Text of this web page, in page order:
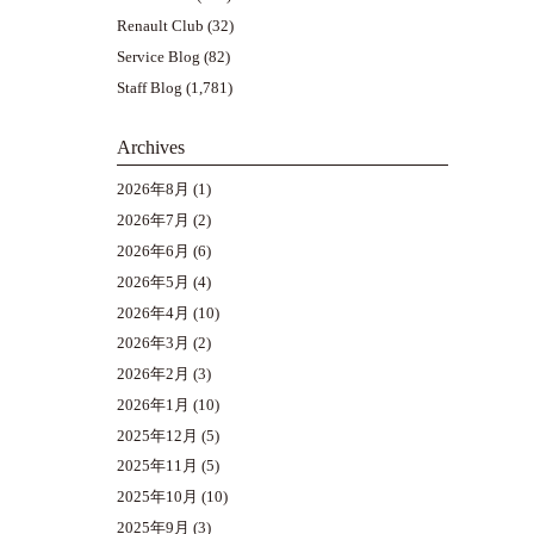
Renault Club (32)
Service Blog (82)
Staff Blog (1,781)
Archives
2026年8月 (1)
2026年7月 (2)
2026年6月 (6)
2026年5月 (4)
2026年4月 (10)
2026年3月 (2)
2026年2月 (3)
2026年1月 (10)
2025年12月 (5)
2025年11月 (5)
2025年10月 (10)
2025年9月 (3)